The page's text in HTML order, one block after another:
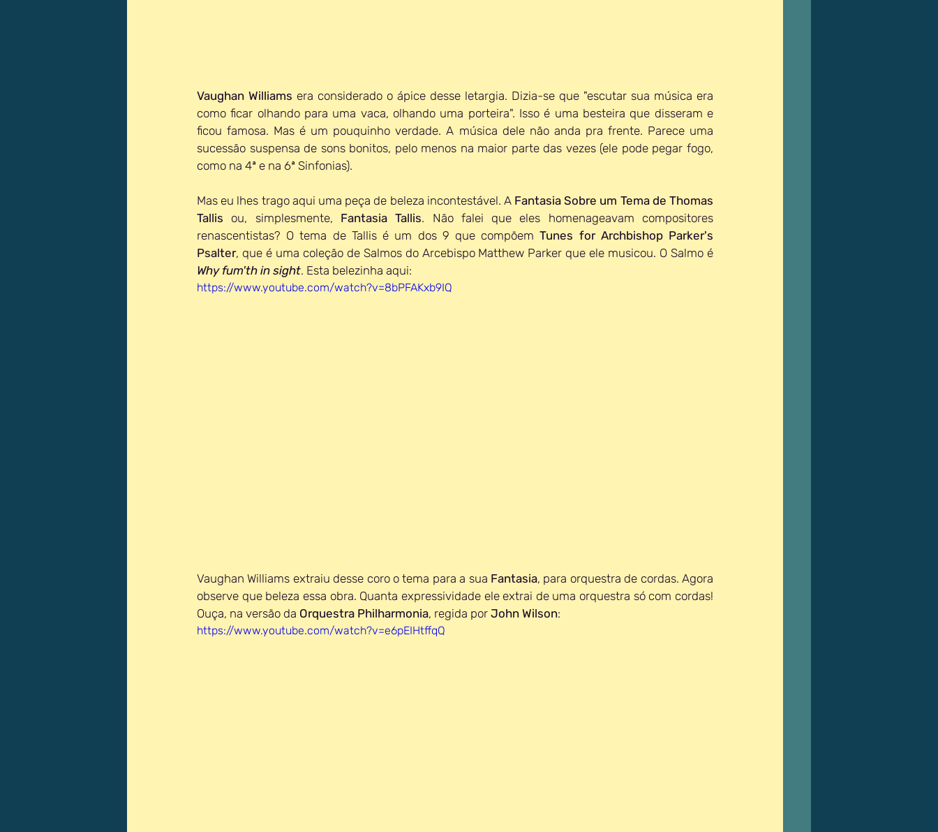
Vaughan Williams era considerado o ápice desse letargia. Dizia-se que "escutar sua música era
como ficar olhando para uma vaca, olhando uma porteira". Isso é uma besteira que disseram e
ficou famosa. Mas é um pouquinho verdade. A música dele não anda pra frente. Parece uma
sucessão suspensa de sons bonitos, pelo menos na maior parte das vezes (ele pode pegar fogo,
como na 4ª e na 6ª Sinfonias).
Mas eu lhes trago aqui uma peça de beleza incontestável. A Fantasia Sobre um Tema de Thomas
Tallis ou, simplesmente, Fantasia Tallis. Não falei que eles homenageavam compositores
renascentistas? O tema de Tallis é um dos 9 que compõem Tunes for Archbishop Parker's
Psalter
Why fum'th in sight. Esta belezinha aqui:
https://www.youtube.com/watch?v=8bPFAKxb9IQ
Vaughan Williams extraiu desse coro o tema para a sua Fantasia, para orquestra de cordas. Agora
observe que beleza essa obra. Quanta expressividade ele extrai de uma orquestra só com cordas!
Ouça, na versão da Orquestra Philharmonia, regida por John Wilson:
https://www.youtube.com/watch?v=e6pEIHtffqQ